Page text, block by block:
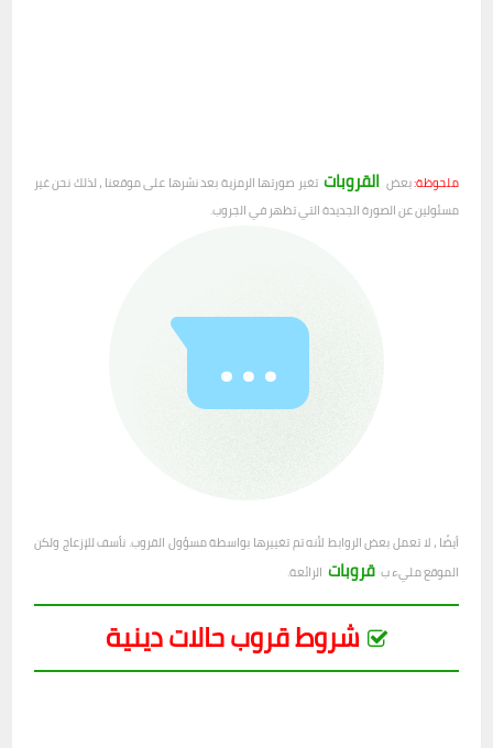
ملحوظة:بعض القروبات تغير صورتها الرمزية بعد نشرها على موقعنا ، لذلك نحن غير
مسئولين عن الصورة الجديدة التي تظهر في الجروب.
أيضًا ، لا تعمل بعض الروابط لأنه تم تغييرها بواسطة مسؤول القروب. نأسف للإزعاج ولكن
الموقع مليء ب قروبات الرائعة.
شروط قروب حالات دينية